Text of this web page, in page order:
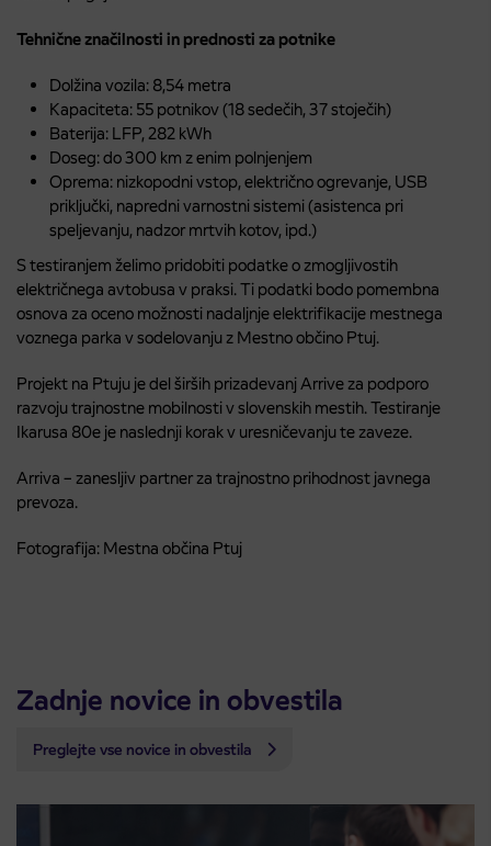
Tehnične značilnosti in prednosti za potnike
Dolžina vozila: 8,54 metra
Kapaciteta: 55 potnikov (18 sedečih, 37 stoječih)
Baterija: LFP, 282 kWh
Doseg: do 300 km z enim polnjenjem
Oprema: nizkopodni vstop, električno ogrevanje, USB
priključki, napredni varnostni sistemi (asistenca pri
speljevanju, nadzor mrtvih kotov, ipd.)
S testiranjem želimo pridobiti podatke o zmogljivostih
električnega avtobusa v praksi. Ti podatki bodo pomembna
osnova za oceno možnosti nadaljnje elektrifikacije mestnega
voznega parka v sodelovanju z Mestno občino Ptuj.
Projekt na Ptuju je del širših prizadevanj Arrive za podporo
razvoju trajnostne mobilnosti v slovenskih mestih. Testiranje
Ikarusa 80e je naslednji korak v uresničevanju te zaveze.
Arriva – zanesljiv partner za trajnostno prihodnost javnega
prevoza.
Fotografija: Mestna občina Ptuj
Zadnje novice in obvestila
Preglejte vse novice in obvestila